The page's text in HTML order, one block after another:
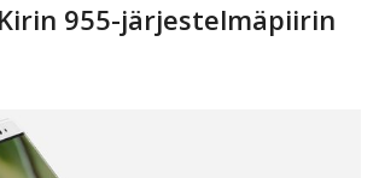
955-järjestelmäpiirin